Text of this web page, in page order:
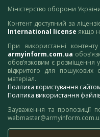
Міністерство оборони
Контент доступний за
International license якщо
При використанні
armyinform.com.ua
обов’язковим є розміщення
відкритого для пошукових
матеріал.
Політика користування
Політика використання
Зауваження та пропозиції